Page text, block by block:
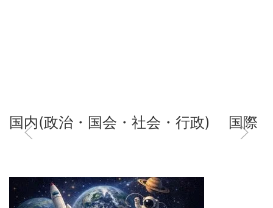
国内(政治・国会・社会・行政) 国際